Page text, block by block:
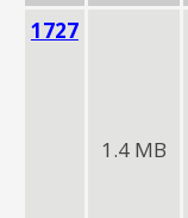
1727
1.4 MB